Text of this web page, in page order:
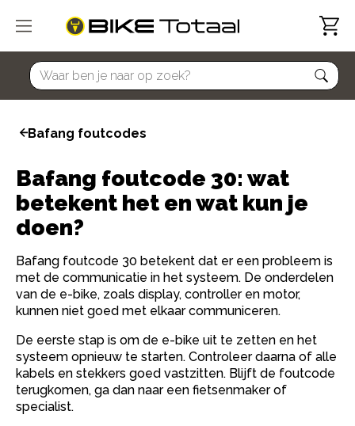
home
Bafang foutcodes
Bafang foutcode 30: wat
betekent het en wat kun je
doen?
Bafang foutcode 30 betekent dat er een probleem is
met de communicatie in het systeem. De onderdelen
van de e-bike, zoals display, controller en motor,
kunnen niet goed met elkaar communiceren.
De eerste stap is om de e-bike uit te zetten en het
systeem opnieuw te starten. Controleer daarna of alle
kabels en stekkers goed vastzitten. Blijft de foutcode
terugkomen, ga dan naar een fietsenmaker of
specialist.